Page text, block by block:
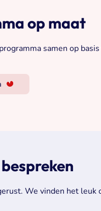
op maat
samen op basis
We vinden het leuk